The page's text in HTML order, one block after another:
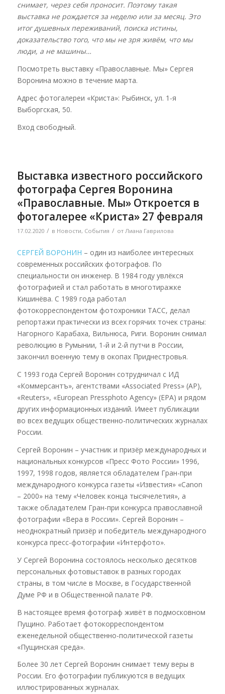
снимает, через себя проносит. Поэтому такая
выставка не рождается за неделю или за месяц. Это
итог душевных переживаний, поиска истины,
доказательство того, что мы не зря живём, что мы
люди, а не машины…
Посмотреть выставку «Православные. Мы» Сергея
Воронина можно в течение марта.
Адрес фотогалереи «Криста»: Рыбинск, ул. 1-я
Выборгская, 50.
Вход свободный.
Выставка известного российского
фотографа Сергея Воронина
«Православные. Мы» Откроется в
фотогалерее «Криста» 27 февраля
17.02.2020 / в Новости, События / от Лиана Гаврилова
СЕРГЕЙ ВОРОНИН – один из наиболее интересных
современных российских фотографов. По
специальности он инженер. В 1984 году увлёкся
фотографией и стал работать в многотиражке
Кишинёва. С 1989 года работал
фотокорреспондентом фотохроники ТАСС, делал
репортажи практически из всех горячих точек страны:
Нагорного Карабаха, Вильнюса, Риги. Воронин снимал
революцию в Румынии, 1-й и 2-й путчи в России,
закончил военную тему в окопах Приднестровья.
С 1993 года Сергей Воронин сотрудничал с ИД
«Коммерсантъ», агентствами «Associated Press» (AP),
«Reuters», «European Pressphoto Agency» (EPA) и рядом
других информационных изданий. Имеет публикации
во всех ведущих общественно-политических журналах
России.
Сергей Воронин – участник и призёр международных и
национальных конкурсов «Пресс Фото России» 1996,
1997, 1998 годов, является обладателем Гран-при
международного конкурса газеты «Известия» «Canon
– 2000» на тему «Человек конца тысячелетия», а
также обладателем Гран-при конкурса православной
фотографии «Вера в России». Сергей Воронин –
неоднократный призёр и победитель международного
конкурса пресс-фотографии «Интерфото».
У Сергей Воронина состоялось несколько десятков
персональных фотовыставок в разных городах
страны, в том числе в Москве, в Государственной
Думе РФ и в Общественной палате РФ.
В настоящее время фотограф живёт в подмосковном
Пущино. Работает фотокорреспондентом
еженедельной общественно-политической газеты
«Пущинская среда».
Более 30 лет Сергей Воронин снимает тему веры в
России. Его фотографии публикуются в ведущих
иллюстрированных журналах.